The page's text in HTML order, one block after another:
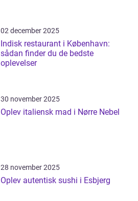
02 december 2025
Indisk restaurant i København:
sådan finder du de bedste
oplevelser
30 november 2025
Oplev italiensk mad i Nørre Nebel
28 november 2025
Oplev autentisk sushi i Esbjerg